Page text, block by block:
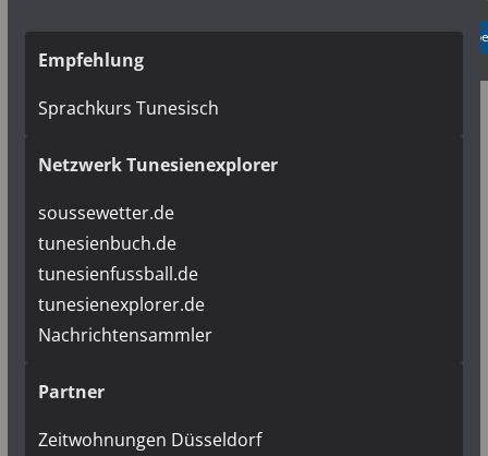
✓ Erlauben
Empfehlung
Sprachkurs Tunesisch
Netzwerk Tunesienexplorer
soussewetter.de
tunesienbuch.de
tunesienfussball.de
tunesienexplorer.de
Nachrichtensammler
Partner
Zeitwohnungen Düsseldorf